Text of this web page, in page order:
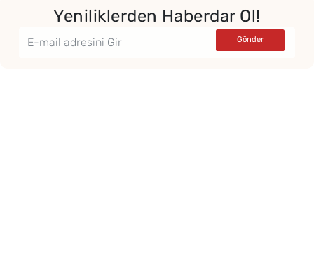
Yeniliklerden Haberdar Ol!